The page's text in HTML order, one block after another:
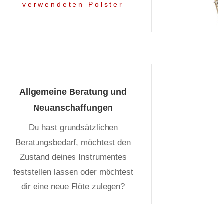
verwendeten Polster
Allgemeine Beratung und
Neuanschaffungen
Du hast grundsätzlichen
Beratungsbedarf, möchtest den
Zustand deines Instrumentes
feststellen lassen oder möchtest
dir eine neue Flöte zulegen?